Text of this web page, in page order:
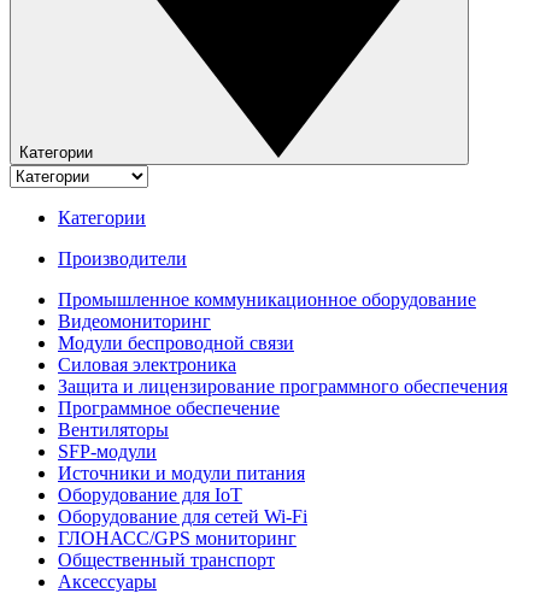
Категории
Категории
Производители
Промышленное коммуникационное оборудование
Видеомониторинг
Модули беспроводной связи
Силовая электроника
Защита и лицензирование программного обеспечения
Программное обеспечение
Вентиляторы
SFP-модули
Источники и модули питания
Оборудование для IoT
Оборудование для сетей Wi-Fi
ГЛОНАСС/GPS мониторинг
Общественный транспорт
Аксессуары